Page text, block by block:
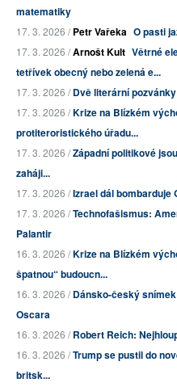
matematiky
17. 3. 2026 /Petr Vařeka O pasti
17. 3. 2026 /Arnošt Kult Větrné
tetřívek obecný nebo zelená e...
17. 3. 2026 /Dvě literární
17. 3. 2026 /Krize na Blízkém
protiteroristického úřadu...
17. 3. 2026 /Západní politikové
zaháji...
17. 3. 2026 /Izrael dál bombarduje
17. 3. 2026 /Technofašismus:
Palantir
16. 3. 2026 /Krize na Blízkém
špatnou“ budoucn...
16. 3. 2026 /Dánsko-český
Oscara
16. 3. 2026 /Robert Reich:
16. 3. 2026 /Trump se pustil do
britsk...